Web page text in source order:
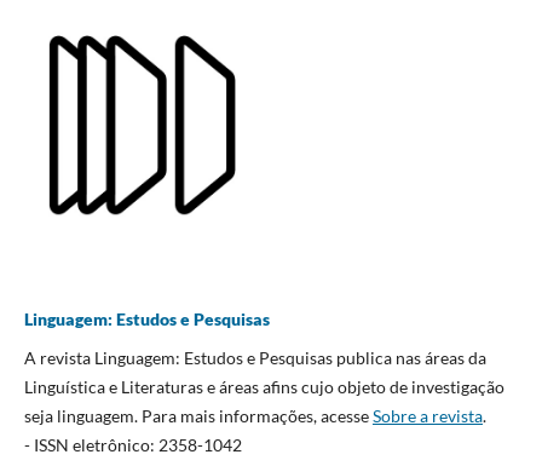
Linguagem: Estudos e Pesquisas
A revista Linguagem: Estudos e Pesquisas publica nas áreas da
Linguística e Literaturas e áreas afins cujo objeto de investigação
seja linguagem. Para mais informações, acesseSobre a revista.
- ISSN eletrônico: 2358-1042